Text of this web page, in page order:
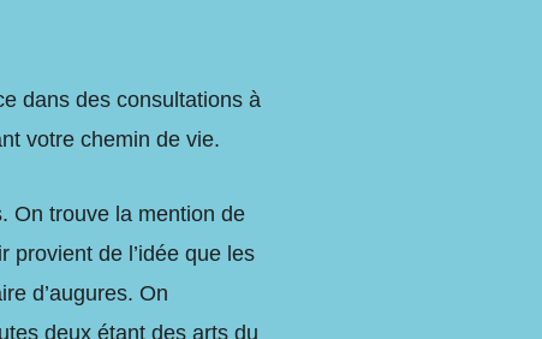
dans des consultations à
votre chemin de vie.
On trouve la mention de
provient de l’idée que les
d’augures. On
deux étant des arts du